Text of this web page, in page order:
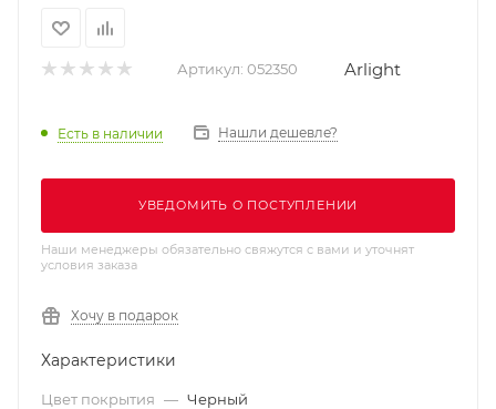
Артикул: 052350 Arlight
Есть в наличии Нашли дешевле?
УВЕДОМИТЬ О ПОСТУПЛЕНИИ
Наши менеджеры обязательно свяжутся с вами и уточнят
условия заказа
Хочу в подарок
Характеристики
Цвет покрытия — Черный